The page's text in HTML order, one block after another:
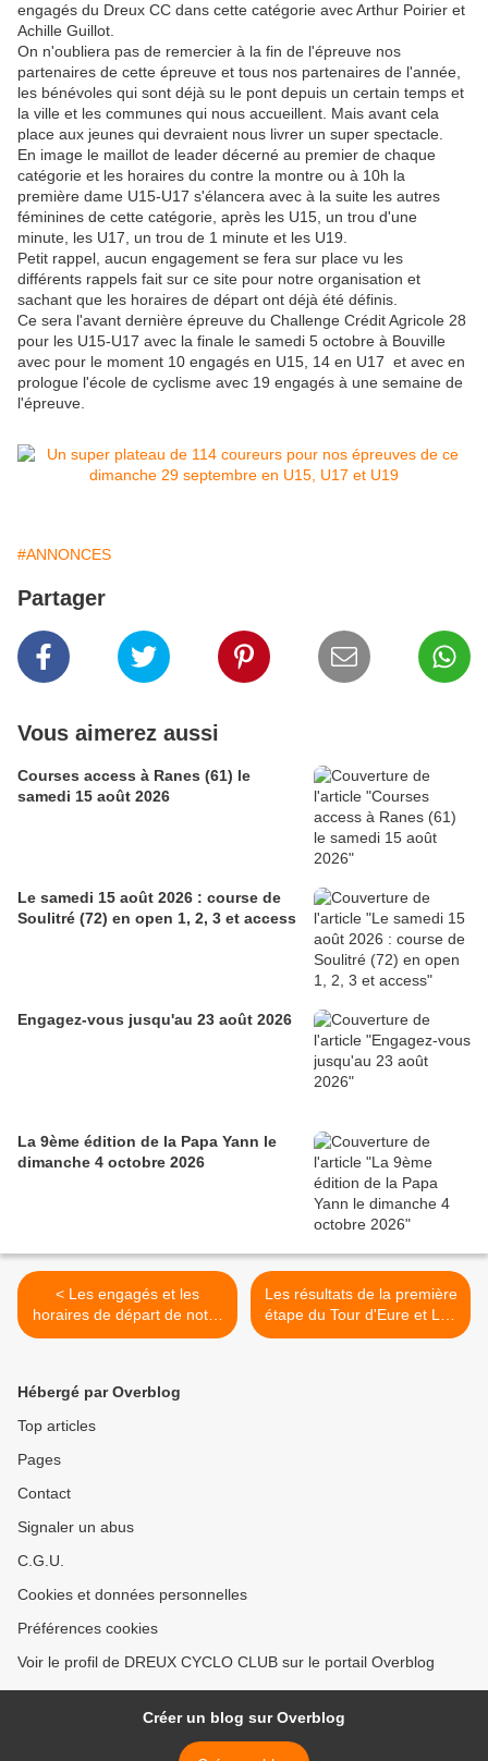
engagés du Dreux CC dans cette catégorie avec Arthur Poirier et
Achille Guillot.
On n'oubliera pas de remercier à la fin de l'épreuve nos
partenaires de cette épreuve et tous nos partenaires de l'année,
les bénévoles qui sont déjà su le pont depuis un certain temps et
la ville et les communes qui nous accueillent. Mais avant cela
place aux jeunes qui devraient nous livrer un super spectacle.
En image le maillot de leader décerné au premier de chaque
catégorie et les horaires du contre la montre ou à 10h la
première dame U15-U17 s'élancera avec à la suite les autres
féminines de cette catégorie, après les U15, un trou d'une
minute, les U17, un trou de 1 minute et les U19.
Petit rappel, aucun engagement se fera sur place vu les
différents rappels fait sur ce site pour notre organisation et
sachant que les horaires de départ ont déjà été définis.
Ce sera l'avant dernière épreuve du Challenge Crédit Agricole 28
pour les U15-U17 avec la finale le samedi 5 octobre à Bouville
avec pour le moment 10 engagés en U15, 14 en U17 et avec en
prologue l'école de cyclisme avec 19 engagés à une semaine de
l'épreuve.
#ANNONCES
Partager
Vous aimerez aussi
Courses access à Ranes (61) le
samedi 15 août 2026
Le samedi 15 août 2026 : course de
Soulitré (72) en open 1, 2, 3 et access
Engagez-vous jusqu'au 23 août 2026
La 9ème édition de la Papa Yann le
dimanche 4 octobre 2026
< Les engagés et les
horaires de départ de notre
course à étape U19 du
l'Estrée
Les résultats de la première
étape du Tour d'Eure et Loir
et présentation de la 2ème
Hébergé par Overblog
Top articles
Pages
Contact
Signaler un abus
C.G.U.
Cookies et données personnelles
Préférences cookies
Voir le profil de DREUX CYCLO CLUB sur le portail Overblog
Créer un blog sur Overblog